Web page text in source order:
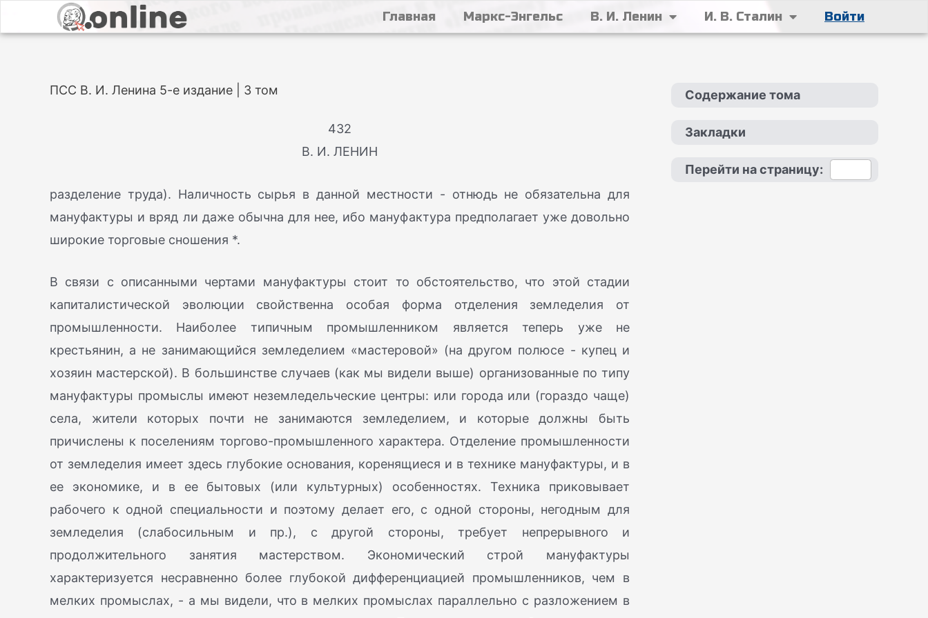
Главная Маркс-Энгельс В. И. Ленин И. В. Сталин Войти
ПСС В. И. Ленина 5-е издание | 3 том
432
В. И. ЛЕНИН
разделение труда). Наличность сырья в данной местности - отнюдь не обязательна для
мануфактуры и вряд ли даже обычна для нее, ибо мануфактура предполагает уже довольно
широкие торговые сношения *.
В связи с описанными чертами мануфактуры стоит то обстоятельство, что этой стадии
капиталистической эволюции свойственна особая форма отделения земледелия от
промышленности. Наиболее типичным промышленником является теперь уже не
крестьянин, а не занимающийся земледелием «мастеровой» (на другом полюсе - купец и
хозяин мастерской). В большинстве случаев (как мы видели выше) организованные по типу
мануфактуры промыслы имеют неземледельческие центры: или города или (гораздо чаще)
села, жители которых почти не занимаются земледелием, и которые должны быть
причислены к поселениям торгово-промышленного характера. Отделение промышленности
от земледелия имеет здесь глубокие основания, коренящиеся и в технике мануфактуры, и в
ее экономике, и в ее бытовых (или культурных) особенностях. Техника приковывает
рабочего к одной специальности и поэтому делает его, с одной стороны, негодным для
земледелия (слабосильным и пр.), с другой стороны, требует непрерывного и
продолжительного занятия мастерством. Экономический строй мануфактуры
характеризуется несравненно более глубокой дифференциацией промышленников, чем в
мелких промыслах, - а мы видели, что в мелких промыслах параллельно с разложением в
Содержание тома
Закладки
Перейти на страницу: